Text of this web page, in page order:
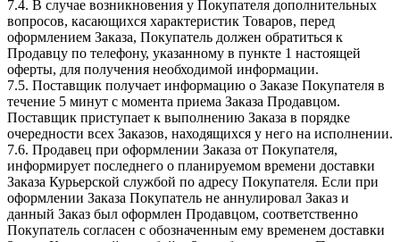
7.4. В случае возникновения у Покупателя дополнительных
вопросов, касающихся характеристик Товаров, перед
оформлением Заказа, Покупатель должен обратиться к
Продавцу по телефону, указанному в пункте 1 настоящей
оферты, для получения необходимой информации.
7.5. Поставщик получает информацию о Заказе Покупателя в
течение 5 минут с момента приема Заказа Продавцом.
Поставщик приступает к выполнению Заказа в порядке
очередности всех Заказов, находящихся у него на исполнении.
7.6. Продавец при оформлении Заказа от Покупателя,
информирует последнего о планируемом времени доставки
Заказа Курьерской службой по адресу Покупателя. Если при
оформлении Заказа Покупатель не аннулировал Заказ и
данный Заказ был оформлен Продавцом, соответственно
Покупатель согласен с обозначенным ему временем доставки